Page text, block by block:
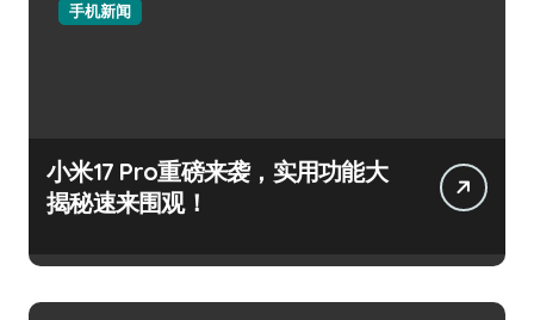
手机新闻
小米17 Pro重磅来袭，实用功能大
揭秘速来围观！